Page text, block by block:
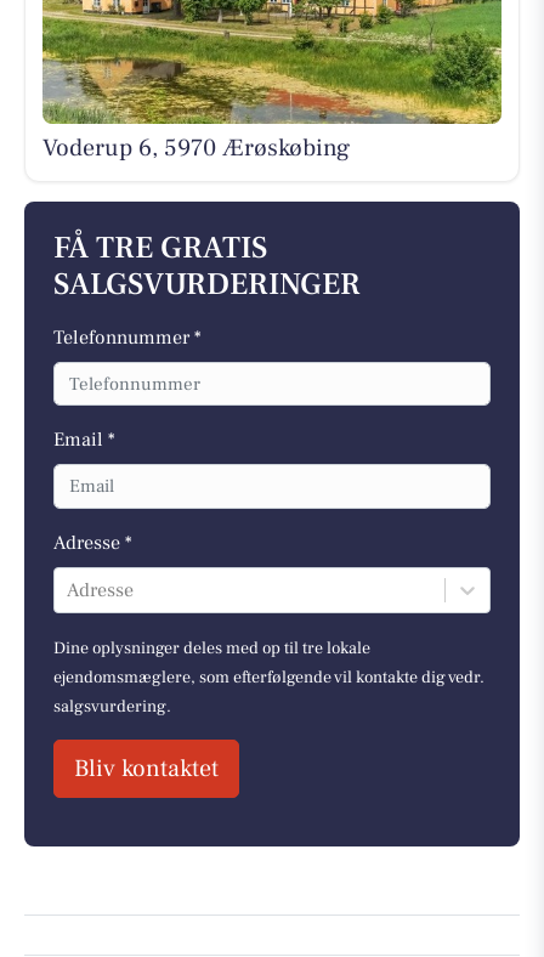
Voderup 6, 5970 Ærøskøbing
FÅ TRE GRATIS
SALGSVURDERINGER
Telefonnummer *
Email *
Adresse *
Adresse
Dine oplysninger deles med op til tre lokale
ejendomsmæglere, som efterfølgende vil kontakte dig vedr.
salgsvurdering.
Bliv kontaktet